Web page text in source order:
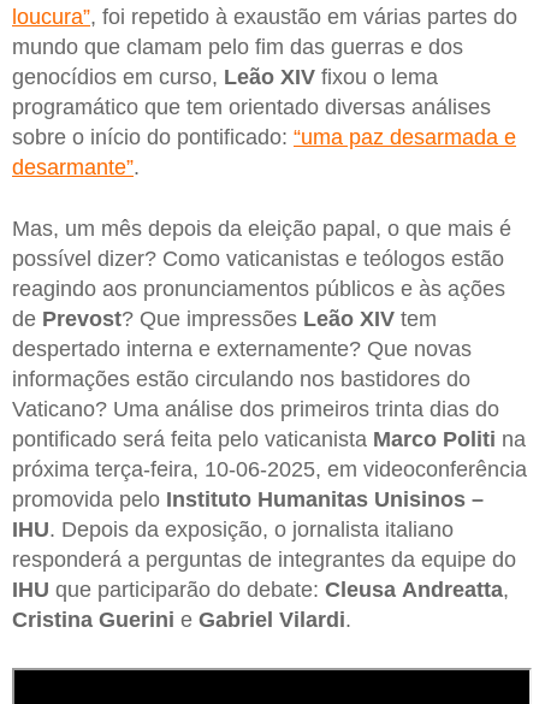
loucura”, foi repetido à exaustão em várias partes do
mundo que clamam pelo fim das guerras e dos
genocídios em curso, Leão XIV fixou o lema
programático que tem orientado diversas análises
sobre o início do pontificado: “uma paz desarmada e
desarmante”.
Mas, um mês depois da eleição papal, o que mais é
possível dizer? Como vaticanistas e teólogos estão
reagindo aos pronunciamentos públicos e às ações
de Prevost? Que impressões Leão XIV tem
despertado interna e externamente? Que novas
informações estão circulando nos bastidores do
Vaticano? Uma análise dos primeiros trinta dias do
pontificado será feita pelo vaticanista Marco Politi na
próxima terça-feira, 10-06-2025, em videoconferência
promovida pelo Instituto Humanitas Unisinos –
IHU. Depois da exposição, o jornalista italiano
responderá a perguntas de integrantes da equipe do
IHU que participarão do debate: Cleusa Andreatta,
Cristina Guerini e Gabriel Vilardi.